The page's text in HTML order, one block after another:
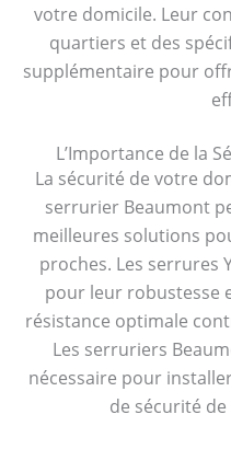
votre domicile. Leur
quartiers et des
supplémentaire pour
L’Importance de la
La sécurité de votre
serrurier Beaumont
meilleures solutions
proches. Les serrures
pour leur robustesse
résistance optimale
Les serruriers
nécessaire pour
de sécurité